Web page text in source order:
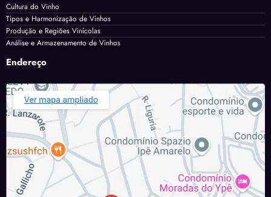
Cultura do Vinho
Tipos e Harmonização de Vinhos
Produção e Regiões Vinícolas
Análise e Armazenamento de Vinhos
Endereço